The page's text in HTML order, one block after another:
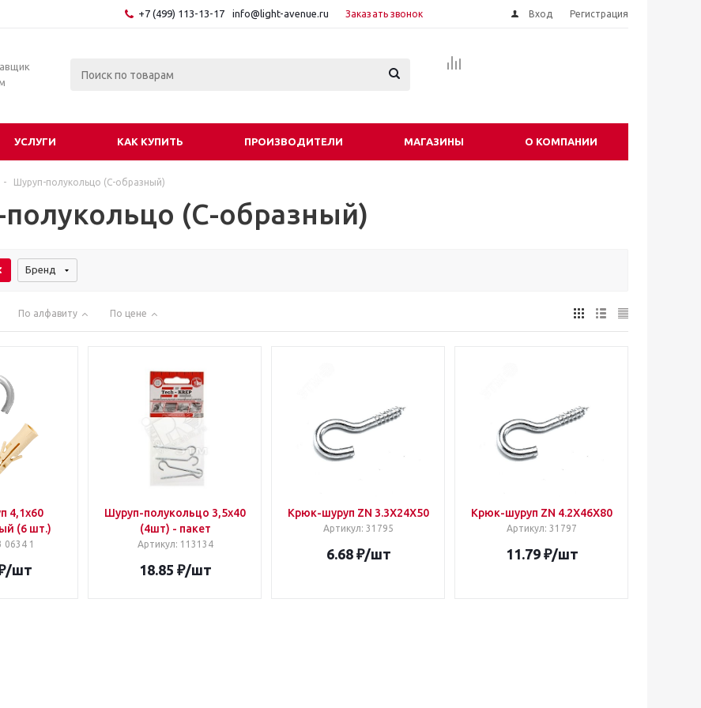
+7 (499) 113-13-17 info@light-avenue.ru Заказать звонок Вход Регистрация
УСЛУГИ КАК КУПИТЬ ПРОИЗВОДИТЕЛИ МАГАЗИНЫ О КОМПАНИИ
- Шуруп-полукольцо (С-образный)
(С-образный)
Бренд
По алфавиту По цене
4,1х60
(6 шт.)
0634 1
/шт
Шуруп-полукольцо 3,5х40
(4шт) - пакет
Артикул: 113134
18.85 ₽/шт
Крюк-шуруп ZN 3.3Х24X50
Артикул: 31795
6.68₽/шт
Крюк-шуруп ZN 4.2Х46X80
Артикул: 31797
11.79₽/шт